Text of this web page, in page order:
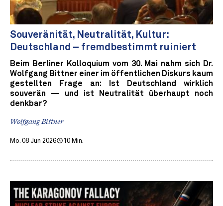
Souveränität, Neutralität, Kultur:
Deutschland – fremdbestimmt ruiniert
Beim Berliner Kolloquium vom 30. Mai nahm sich Dr.
Wolfgang Bittner einer im öffentlichen Diskurs kaum
gestellten Frage an: Ist Deutschland wirklich
souverän — und ist Neutralität überhaupt noch
denkbar?
Wolfgang Bittner
Mo. 08 Jun 2026 10 Min.